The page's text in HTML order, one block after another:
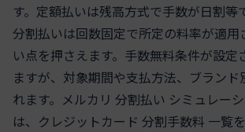
す。定額払いは残高方式で手数が日割等
分割払いは回数固定で所定の料率が適用
い点を押さえます。手数無料条件が設定
ますが、対象期間や支払方法、ブランド
れます。メルカリ 分割払い シミュレー
は、クレジットカード 分割手数料 一覧